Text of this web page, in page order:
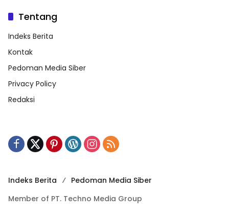
Tentang
Indeks Berita
Kontak
Pedoman Media Siber
Privacy Policy
Redaksi
Indeks Berita
Pedoman Media Siber
Member of PT. Techno Media Group